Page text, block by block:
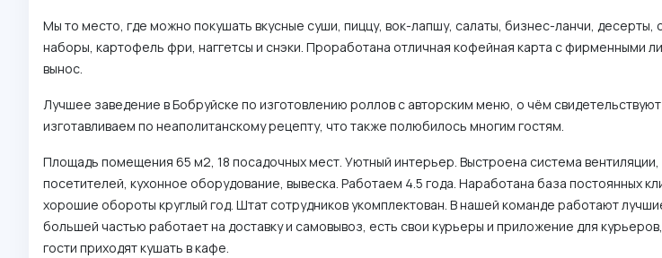
Мы то место, где можно покушать вкусные суши, пиццу, вок-лапшу, салаты, бизнес-ланчи, десерты,
наборы, картофель фри, наггетсы и снэки. Проработана отличная кофейная карта с фирменными
вынос.
Лучшее заведение в Бобруйске по изготовлению роллов с авторским меню, о чём
изготавливаем по неаполитанскому рецепту, что также полюбилось многим гостям.
Площадь помещения 65 м2, 18 посадочных мест. Уютный интерьер. Выстроена система
посетителей, кухонное оборудование, вывеска. Работаем 4.5 года. Наработана база постоянных
хорошие обороты круглый год. Штат сотрудников укомплектован. В нашей команде работают
большей частью работает на доставку и самовывоз, есть свои курьеры и приложение для
гости приходят кушать в кафе.